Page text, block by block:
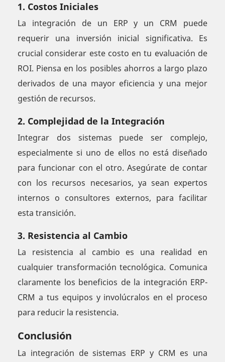
1. Costos Iniciales
La integración de un ERP y un CRM puede
requerir una inversión inicial significativa. Es
crucial considerar este costo en tu evaluación de
ROI. Piensa en los posibles ahorros a largo plazo
derivados de una mayor eficiencia y una mejor
gestión de recursos.
2. Complejidad de la Integración
Integrar dos sistemas puede ser complejo,
especialmente si uno de ellos no está diseñado
para funcionar con el otro. Asegúrate de contar
con los recursos necesarios, ya sean expertos
internos o consultores externos, para facilitar
esta transición.
3. Resistencia al Cambio
La resistencia al cambio es una realidad en
cualquier transformación tecnológica. Comunica
claramente los beneficios de la integración ERP-
CRM a tus equipos y involúcralos en el proceso
para reducir la resistencia.
Conclusión
La integración de sistemas ERP y CRM es una